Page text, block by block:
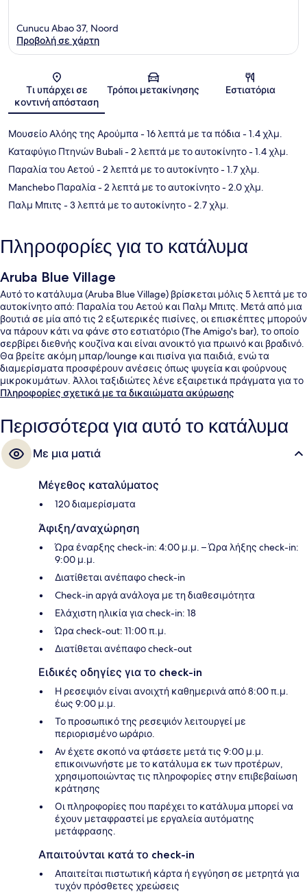
Χάρτης
Cunucu Abao 37, Noord
Προβολή σε χάρτη
Τι υπάρχει σε
κοντινή απόσταση
Τρόποι μετακίνησης Εστιατόρια
Μουσείο Αλόης της Αρούμπα- 16 λεπτά με τα πόδια- 1.4 χλμ.
Καταφύγιο Πτηνών Bubali- 2 λεπτά με το αυτοκίνητο- 1.4 χλμ.
Παραλία του Αετού - 2 λεπτά με το αυτοκίνητο- 1.7 χλμ.
Manchebo Παραλία- 2 λεπτά με το αυτοκίνητο- 2.0 χλμ.
Παλμ Μπιτς - 3 λεπτά με το αυτοκίνητο- 2.7 χλμ.
Πληροφορίες για το κατάλυμα
Aruba Blue Village
Αυτό το κατάλυμα (Aruba Blue Village) βρίσκεται μόλις 5 λεπτά με το
αυτοκίνητο από: Παραλία του Αετού και Παλμ Μπιτς. Μετά από μια
βουτιά σε μία από τις 2 εξωτερικές πισίνες, οι επισκέπτες μπορούν
να πάρουν κάτι να φάνε στο εστιατόριο (The Amigo's bar), το οποίο
σερβίρει διεθνής κουζίνα και είναι ανοικτό για πρωινό και βραδινό.
Θα βρείτε ακόμη μπαρ/lounge και πισίνα για παιδιά, ενώ τα
διαμερίσματα προσφέρουν ανέσεις όπως ψυγεία και φούρνους
μικροκυμάτων. Άλλοι ταξιδιώτες λένε εξαιρετικά πράγματα για το
εξυπηρετικό προσωπικό.
Πληροφορίες σχετικά με τα δικαιώματα ακύρωσης
Περισσότερα για αυτό το κατάλυμα
Με μια ματιά
Μέγεθος καταλύματος
120 διαμερίσματα
Άφιξη/αναχώρηση
Ώρα έναρξης check-in: 4:00 μ.μ. – Ώρα λήξης check-in:
9:00 μ.μ.
Διατίθεται ανέπαφο check-in
Check-in αργά ανάλογα με τη διαθεσιμότητα
Ελάχιστη ηλικία για check-in: 18
Ώρα check-out: 11:00 π.μ.
Διατίθεται ανέπαφο check-out
Ειδικές οδηγίες για το check-in
Η ρεσεψιόν είναι ανοιχτή καθημερινά από 8:00 π.μ.
έως 9:00 μ.μ.
Το προσωπικό της ρεσεψιόν λειτουργεί με
περιορισμένο ωράριο.
Αν έχετε σκοπό να φτάσετε μετά τις 9:00 μ.μ.
επικοινωνήστε με το κατάλυμα εκ των προτέρων,
χρησιμοποιώντας τις πληροφορίες στην επιβεβαίωση
κράτησης
Οι πληροφορίες που παρέχει το κατάλυμα μπορεί να
έχουν μεταφραστεί με εργαλεία αυτόματης
μετάφρασης.
Απαιτούνται κατά το check-in
Απαιτείται πιστωτική κάρτα ή εγγύηση σε μετρητά για
τυχόν πρόσθετες χρεώσεις